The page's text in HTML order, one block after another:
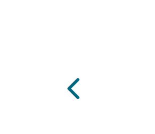
P
re
vi